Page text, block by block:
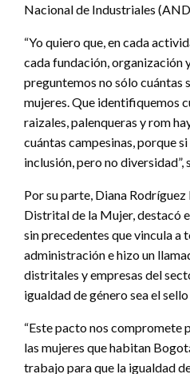
Nacional de Industriales
“Yo quiero que, en cada
cada fundación, organización
preguntemos no sólo cuántas
mujeres. Que identifiquemos
raizales, palenqueras y rom
cuántas campesinas, porque
inclusión, pero no
Por su parte, Diana
Distrital de la Mujer, destacó
sin precedentes que vincula a
administración e hizo un
distritales y empresas del
igualdad de género sea el
“Este pacto nos compromete
las mujeres que habitan
trabajo para que la igualdad